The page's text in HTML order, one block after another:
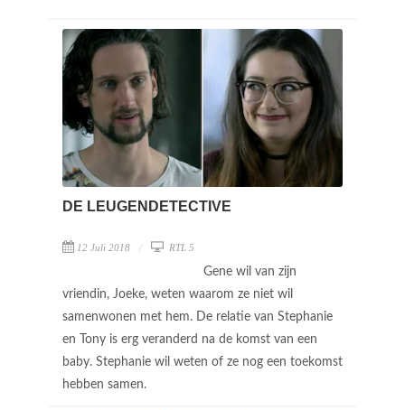
DE LEUGENDETECTIVE
12 Juli 2018 RTL 5
Gene wil van zijn
vriendin, Joeke, weten waarom ze niet wil
samenwonen met hem. De relatie van Stephanie
en Tony is erg veranderd na de komst van een
baby. Stephanie wil weten of ze nog een toekomst
hebben samen.